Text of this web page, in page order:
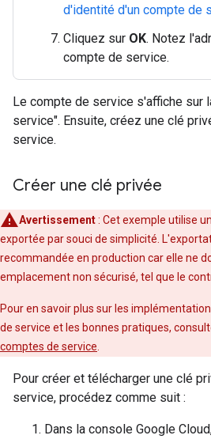
d'identité d'un compte de
Cliquez sur OK. Notez
compte de service.
Le compte de service s'affiche sur
service". Ensuite, créez une clé
service.
Créer une clé privée
Avertissement: Cet exemple utilise
exportée par souci de simplicité.
recommandée en production car elle ne
emplacement non sécurisé, tel que le
Pour en savoir plus sur les
de service et les bonnes pratiques,
comptes de service
Pour créer et télécharger une clé
service, procédez comme suit :
Dans la console Google